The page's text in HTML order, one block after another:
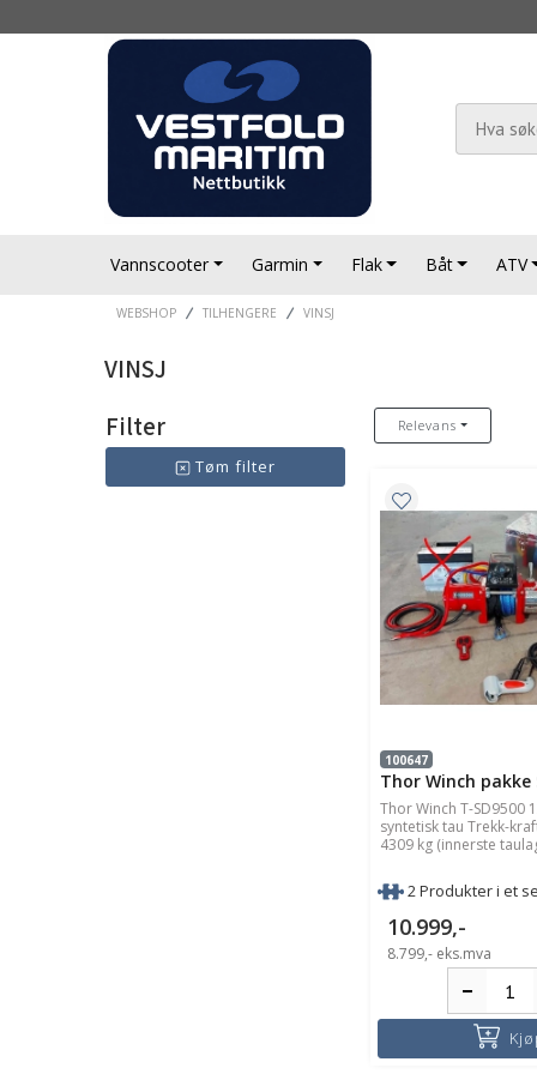
Vannscooter Garmin Flak Båt ATV
WEBSHOP TILHENGERE VINSJ
VINSJ
Filter
Tøm filter
Relevans
100647
Thor Winch pakke
Thor Winch T-SD9500
syntetisk tau Trekk-
4309 kg (innerste
2 Produkter i et
10.999,-
8.799,- eks.mva